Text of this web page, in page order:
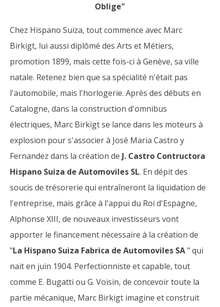
Oblige"
Chez Hispano Suiza, tout commence avec Marc
Birkigt, lui aussi diplômé des Arts et Métiers,
promotion 1899, mais cette fois-ci à Genève, sa ville
natale. Retenez bien que sa spécialité n'était pas
l'automobile, mais l'horlogerie. Après des débuts en
Catalogne, dans la construction d'omnibus
électriques, Marc Birkigt se lance dans les moteurs à
explosion pour s'associer à José Maria Castro y
Fernandez dans la création de J. Castro Contructora
Hispano Suiza de Automoviles SL. En dépit des
soucis de trésorerie qui entraîneront la liquidation de
l'entreprise, mais grâce à l'appui du Roi d'Espagne,
Alphonse XIII, de nouveaux investisseurs vont
apporter le financement nécessaire à la création de
"La Hispano Suiza Fabrica de Automoviles SA" qui
nait en juin 1904. Perfectionniste et capable, tout
comme E. Bugatti ou G. Voisin, de concevoir toute la
partie mécanique, Marc Birkigt imagine et construit